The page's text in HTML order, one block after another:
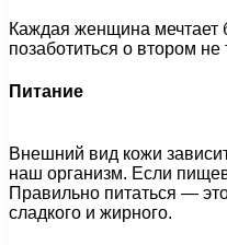
Каждая женщина мечтает
позаботиться о втором
Питание
Внешний вид кожи
наш организм. Если
Правильно питаться —
сладкого и жирного.